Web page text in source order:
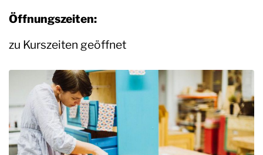
Öffnungszeiten:
zu Kurszeiten geöffnet